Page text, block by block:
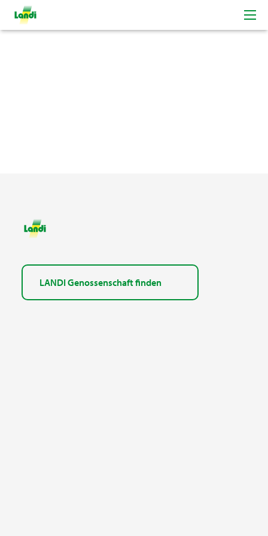
LANDI Genossenschaft finden